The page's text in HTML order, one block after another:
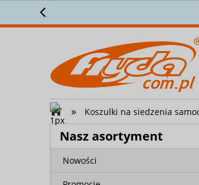
» Koszulki na siedzenia
Nasz asortyment
Nowości